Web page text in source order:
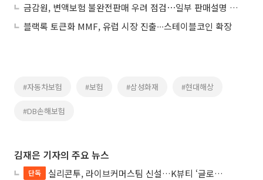
금감원, 변액보험 불완전판매 우려 점검⋯일부 판매설명 '미흡'
블랙록 토큰화 MMF, 유럽 시장 진출∙∙∙스테이블코인 확장
#자동차보험 #보험 #삼성화재 #현대해상
#DB손해보험
김재은 기자의 주요 뉴스
단독
실리콘투, 라이브커머스팀 신설…K뷰티 ‘글로벌 라방 판매’ 확대